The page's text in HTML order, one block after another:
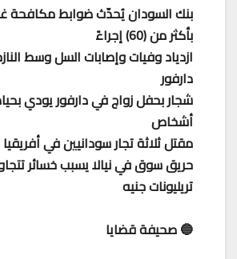
بنك السودان يُحدّث ضوابط مكافحة
بأكثر من (60) إجراءً
ازدياد وفيات وإصابات السل وسط
دارفور
شجار بحفل زواج في دارفور يودي
أشخاص
مقتل ثلاثة تجار سودانيين في
حريق سوق في نيالا يسبب خسائر
تريليونات جنيه
🔵 صحيفة قضايا